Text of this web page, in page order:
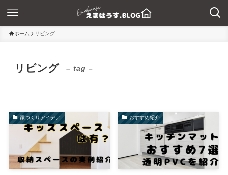
ホーム リビング
リビング – tag –
家づくりアイデア おすすめ紹介